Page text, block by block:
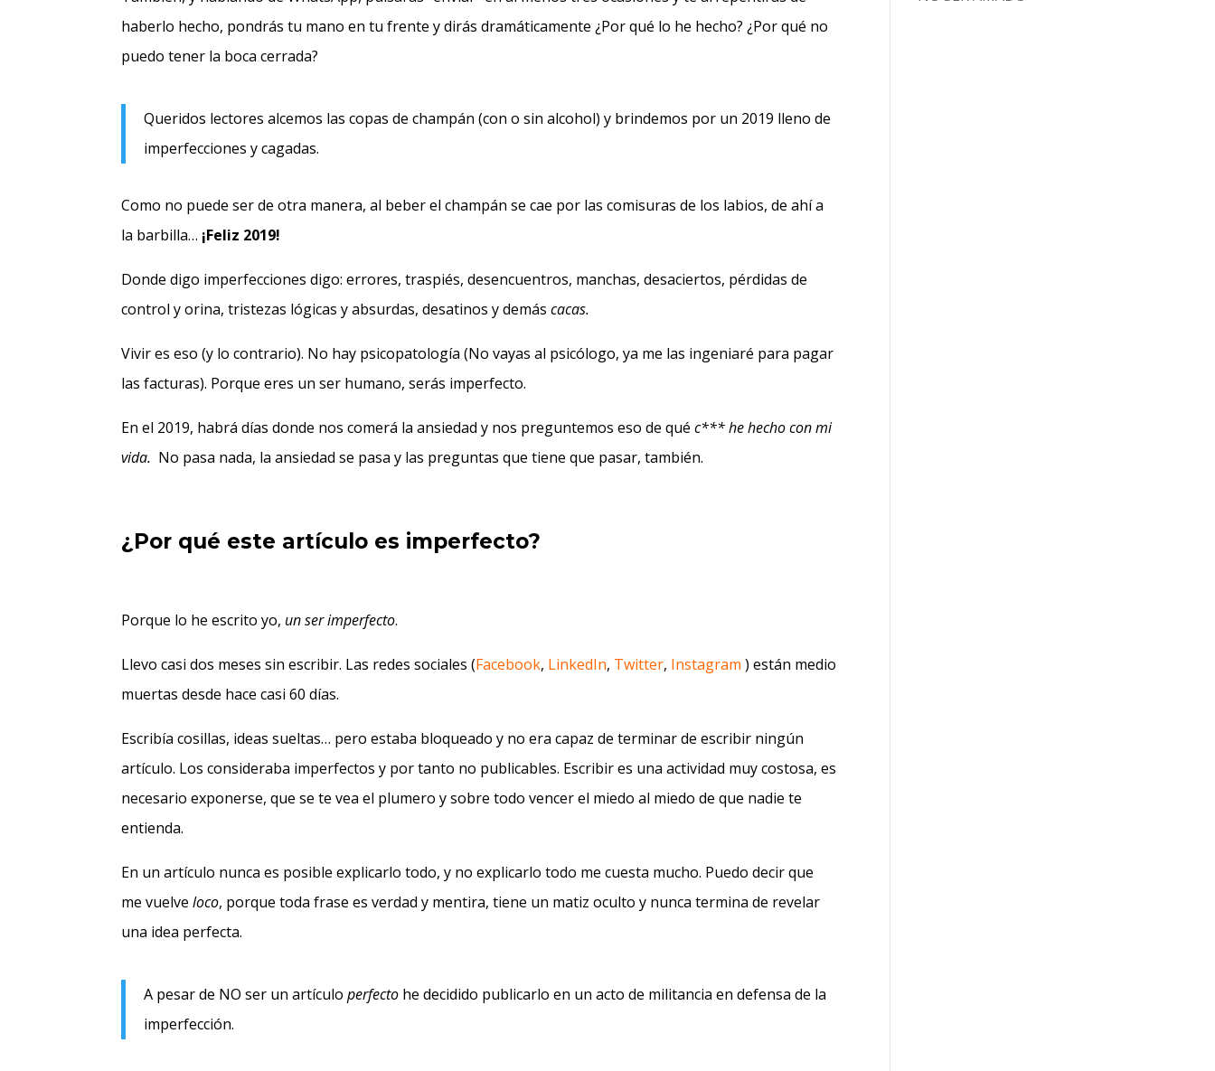
haberlo hecho, pondrás tu mano en tu frente y dirás dramáticamente ¿Por qué lo he hecho? ¿Por qué no
puedo tener la boca cerrada?
Queridos lectores alcemos las copas de champán (con o sin alcohol) y brindemos por un 2019 lleno de
imperfecciones y cagadas.
Como no puede ser de otra manera, al beber el champán se cae por las comisuras de los labios, de ahí a
la barbilla… ¡Feliz 2019!
Donde digo imperfecciones digo: errores, traspiés, desencuentros, manchas, desaciertos, pérdidas de
control y orina, tristezas lógicas y absurdas, desatinos y demáscacas.
Vivir es eso (y lo contrario). No hay psicopatología (No vayas al psicólogo, ya me las ingeniaré para pagar
las facturas). Porque eres un ser humano, serás imperfecto.
En el 2019, habrá días donde nos comerá la ansiedad y nos preguntemos eso de quéc*** he hecho con mi
vida. No pasa nada, la ansiedad se pasa y las preguntas que tiene que pasar, también.
¿Por qué este artículo es imperfecto?
Porque lo he escrito yo, un ser imperfecto.
Llevo casi dos meses sin escribir. Las redes sociales (Facebook, LinkedIn, Twitter, Instagram ) están medio
muertas desde hace casi 60 días.
Escribía cosillas, ideas sueltas… pero estaba bloqueado y no era capaz de terminar de escribir ningún
artículo. Los consideraba imperfectos y por tanto no publicables. Escribir es una actividad muy costosa, es
necesario exponerse, que se te vea el plumero y sobre todo vencer el miedo al miedo de que nadie te
entienda.
En un artículo nunca es posible explicarlo todo, y no explicarlo todo me cuesta mucho. Puedo decir que
me vuelveloco, porque toda frase es verdad y mentira, tiene un matiz oculto y nunca termina de revelar
una idea perfecta.
A pesar de NO ser un artículoperfecto he decidido publicarlo en un acto de militancia en defensa de la
imperfección.